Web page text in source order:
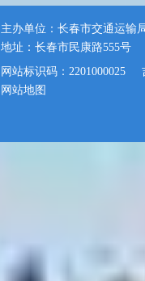
主办单位：长春市交通运输
地址：长春市民康路555号
网站标识码：2201000025
网站地图